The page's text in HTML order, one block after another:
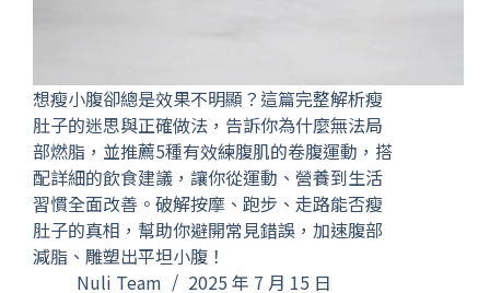
想瘦小腹卻總是效果不明顯？這篇完整解析瘦
肚子的迷思與正確做法，告訴你為什麼無法局
部燃脂，並推薦5種有效練腹肌的卷腹運動，搭
配詳細的飲食建議，讓你從運動、營養到生活
習慣全面改善。破解按摩、跑步、走路能否瘦
肚子的真相，幫助你避開常見錯誤，加速腹部
減脂、雕塑出平坦小腹！
Nuli Team
2025 年 7 月 15 日